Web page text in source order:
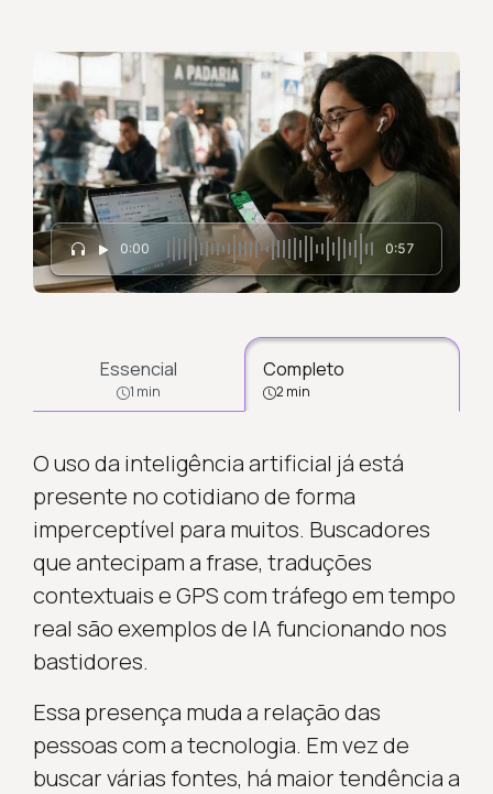
0:00 0:57
Essencial
1 min
Completo
2 min
O uso da inteligência artificial já está
presente no cotidiano de forma
imperceptível para muitos. Buscadores
que antecipam a frase, traduções
contextuais e GPS com tráfego em tempo
real são exemplos de IA funcionando nos
bastidores.
Essa presença muda a relação das
pessoas com a tecnologia. Em vez de
buscar várias fontes, há maior tendência a